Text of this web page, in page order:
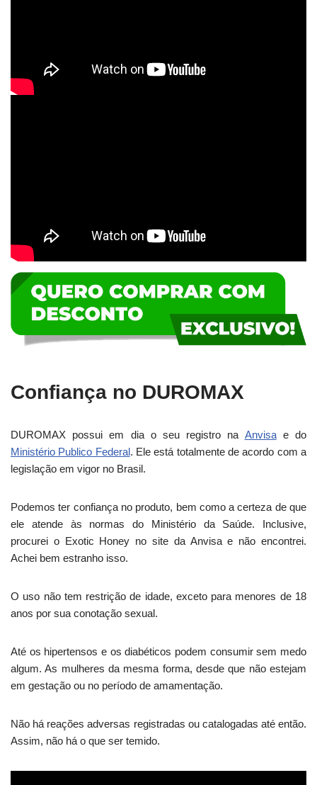
Confiança no DUROMAX
DUROMAX possui em dia o seu registro na Anvisae do
Ministério Publico Federal. Ele está totalmente de acordo com a
legislação em vigor no Brasil.
Podemos ter confiança no produto, bem como a certeza de que
ele atende às normas do Ministério da Saúde. Inclusive,
procurei o Exotic Honey no site da Anvisa e não encontrei.
Achei bem estranho isso.
O uso não tem restrição de idade, exceto para menores de 18
anos por sua conotação sexual.
Até os hipertensos e os diabéticos podem consumir sem medo
algum. As mulheres da mesma forma, desde que não estejam
em gestação ou no período de amamentação.
Não há reações adversas registradas ou catalogadas até então.
Assim, não há o que ser temido.